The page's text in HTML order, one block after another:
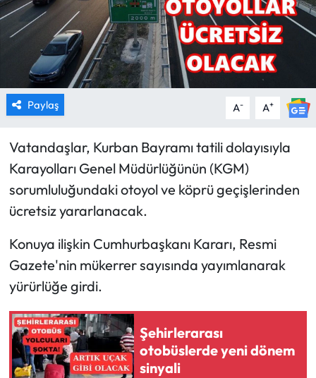
Paylaş A- A+
Vatandaşlar, Kurban Bayramı tatili dolayısıyla
Karayolları Genel Müdürlüğünün (KGM)
sorumluluğundaki otoyol ve köprü geçişlerinden
ücretsiz yararlanacak.
Konuya ilişkin Cumhurbaşkanı Kararı, Resmi
Gazete'nin mükerrer sayısında yayımlanarak
yürürlüğe girdi.
Şehirlerarası
otobüslerde yeni dönem
sinyali
TARIM
TURİZM
YAŞAM
RESMİ İLANLAR
HABER İLAN